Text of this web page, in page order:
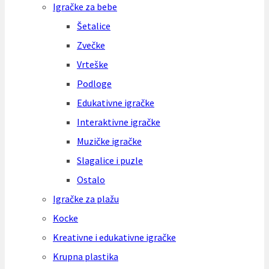
Igračke za bebe
Šetalice
Zvečke
Vrteške
Podloge
Edukativne igračke
Interaktivne igračke
Muzičke igračke
Slagalice i puzle
Ostalo
Igračke za plažu
Kocke
Kreativne i edukativne igračke
Krupna plastika